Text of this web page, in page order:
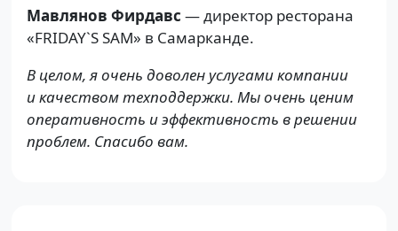
Мавлянов Фирдавс — директор ресторана
«FRIDAY`S SAM» в Самарканде.
В целом, я очень доволен услугами компании
и качеством техподдержки. Мы очень ценим
оперативность и эффективность в решении
проблем. Спасибо вам.